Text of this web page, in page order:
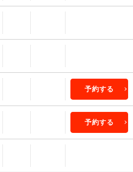
予約する
予約する